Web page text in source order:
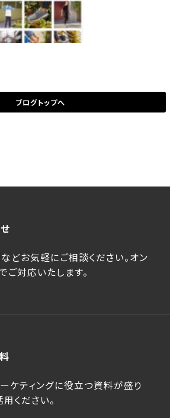
ブログトップへ
どお気軽にご相談ください。オン
ご対応いたします。
ケティングに役立つ資料が盛り
ください。